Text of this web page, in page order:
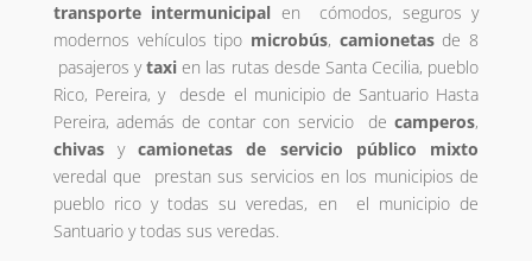
transporte intermunicipal en cómodos, seguros y
modernos vehículos tipo microbús, camionetasde 8
pasajeros ytaxi en las rutas desde Santa Cecilia, pueblo
Rico, Pereira, y desde el municipio de Santuario Hasta
Pereira, además de contar con servicio decamperos,
chivasycamionetas de servicio público mixto
veredal que prestan sus servicios en los municipios de
pueblo rico y todas su veredas, en el municipio de
Santuario y todas sus veredas.